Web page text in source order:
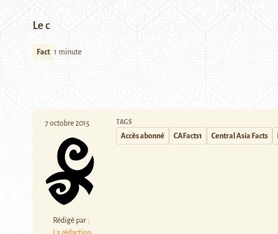
Le c
Fact 1 minute
7 octobre 2015
Rédigé par :
La rédaction
TAGS
Accès abonné CAFacts1 Central Asia Facts